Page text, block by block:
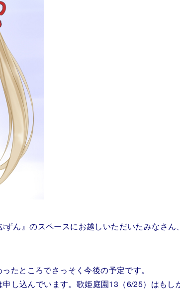
ん』のスペースにお越しいただいたみなさん
たところでさっそく今後の予定です。
し込んでいます。歌姫庭園13（6/25）はもし